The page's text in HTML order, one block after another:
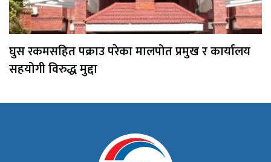
घुस रकमसहित पक्राउ परेका मालपोत प्रमुख र कार्यालय
सहयोगी विरुद्ध मुद्दा